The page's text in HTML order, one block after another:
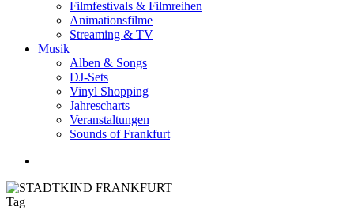
Filmfestivals & Filmreihen
Animationsfilme
Streaming & TV
Musik
Alben & Songs
DJ-Sets
Vinyl Shopping
Jahrescharts
Veranstaltungen
Sounds of Frankfurt
Tag